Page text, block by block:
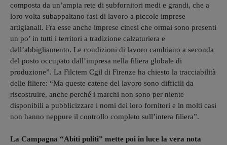
composta da un’ampia rete di subfornitori medi e grandi, che a
loro volta subappaltano fasi di lavoro a piccole imprese
artigianali. Fra esse anche imprese cinesi che ormai sono presenti
un po’ in tutti i territori a tradizione calzaturiera e
dell’abbigliamento. Le condizioni di lavoro cambiano a seconda
del posto occupato dall’impresa nella filiera globale di
produzione”. La Filctem Cgil di Firenze ha chiesto la tracciabilità
delle filiere: “Ma queste catene del lavoro sono difficili da
riscostruire, anche perché i marchi non sono per niente
disponibili a pubblicizzare i nomi dei loro fornitori e in molti casi
non hanno neppure il controllo completo sull’intera filiera”.
La Campagna “Abiti puliti” mette poi in luce la vera nota